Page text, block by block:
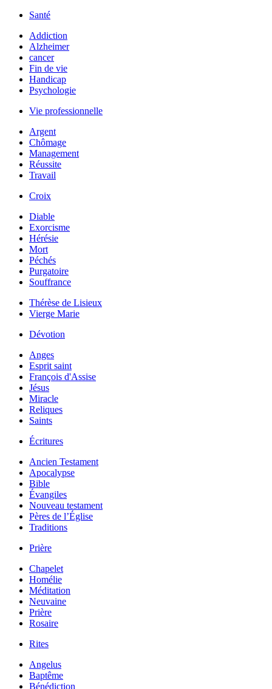
Santé
Addiction
Alzheimer
cancer
Fin de vie
Handicap
Psychologie
Vie professionnelle
Argent
Chômage
Management
Réussite
Travail
Croix
Diable
Exorcisme
Hérésie
Mort
Péchés
Purgatoire
Souffrance
Thérèse de Lisieux
Vierge Marie
Dévotion
Anges
Esprit saint
François d'Assise
Jésus
Miracle
Reliques
Saints
Écritures
Ancien Testament
Apocalypse
Bible
Évangiles
Nouveau testament
Pères de l’Église
Traditions
Prière
Chapelet
Homélie
Méditation
Neuvaine
Prière
Rosaire
Rites
Angelus
Baptême
Bénédiction